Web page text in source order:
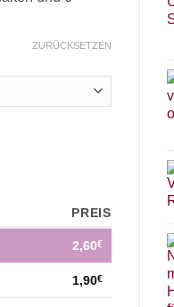
ZURÜCKSETZEN
PREIS
2,60€
1,90€